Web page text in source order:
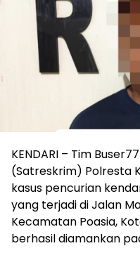
KENDARI – Tim
(Satreskrim) Polresta
kasus pencurian
yang terjadi di Jalan
Kecamatan Poasia,
berhasil diamankan